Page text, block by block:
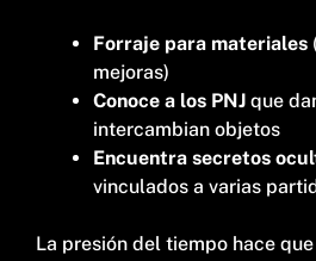
Forraje para materiales
mejoras)
Conoce a los PNJ que
intercambian objetos
Encuentra secretos
vinculados a varias
La presión del tiempo hace